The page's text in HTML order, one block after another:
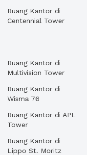
Ruang Kantor di
Centennial Tower
Ruang Kantor di
Multivision Tower
Ruang Kantor di
Wisma 76
Ruang Kantor di APL
Tower
Ruang Kantor di
Lippo St. Moritz